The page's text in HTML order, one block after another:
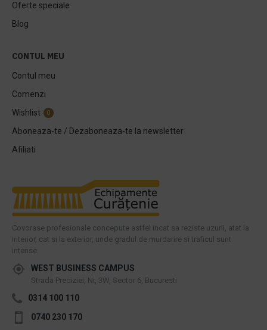
Oferte speciale
Blog
CONTUL MEU
Contul meu
Comenzi
Wishlist
0
Aboneaza-te / Dezaboneaza-te la newsletter
Afiliati
Covorase profesionale concepute astfel incat sa reziste uzurii, atat la
interior, cat si la exterior, unde gradul de murdarire si traficul sunt
intense.
WEST BUSINESS CAMPUS
Strada Preciziei, Nr, 3W, Sector 6, Bucuresti
0314 100 110
0740 230 170